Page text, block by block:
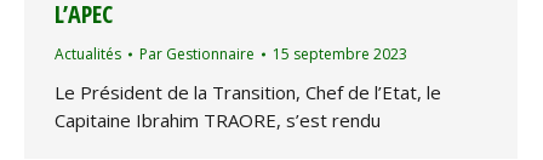
L’APEC
Actualités Par Gestionnaire 15 septembre 2023
Le Président de la Transition, Chef de l’Etat, le
Capitaine Ibrahim TRAORE, s’est rendu